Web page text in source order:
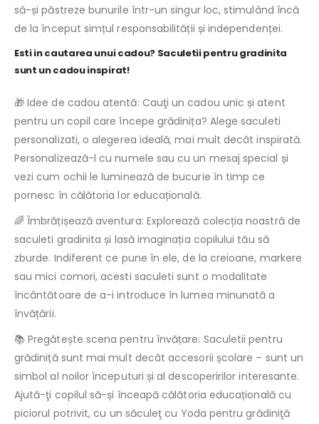
să-și păstreze bunurile într-un singur loc, stimulând încă
de la început simțul responsabilității și independenței.
Esti in cautarea unui cadou? Saculetii pentru gradinita
sunt un cadou inspirat!
🎁 Idee de cadou atentă: Cauţi un cadou unic și atent
pentru un copil care începe grădinița? Alege saculeti
personalizati, o alegerea ideală, mai mult decât inspirată.
Personalizează-l cu numele sau cu un mesaj special și
vezi cum ochii le luminează de bucurie în timp ce
pornesc în călătoria lor educațională.
🌈 Îmbrățișează aventura: Explorează colecția noastră de
saculeti gradinita și lasă imaginația copilului tău să
zburde. Indiferent ce pune în ele, de la creioane, markere
sau mici comori, acesti saculeti sunt o modalitate
încântătoare de a-i introduce în lumea minunată a
învățării.
📚 Pregătește scena pentru învățare: Saculetii pentru
grădiniță sunt mai mult decât accesorii școlare – sunt un
simbol al noilor începuturi și al descoperirilor interesante.
Ajută-ţi copilul să-și înceapă călătoria educațională cu
piciorul potrivit, cu un săculeţ cu Yoda pentru grădiniţă